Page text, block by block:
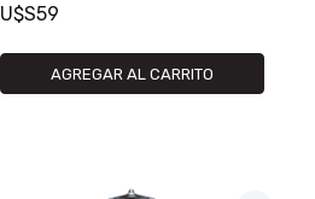
U$S59
AGREGAR AL CARRITO